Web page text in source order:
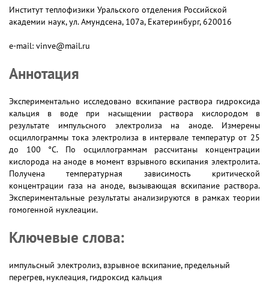
Институт теплофизики Уральского отделения Российской
академии наук, ул. Амундсена, 107а, Екатеринбург, 620016
e-mail: vinve@mail.ru
Аннотация
Экспериментально исследовано вскипание раствора гидроксида
кальция в воде при насыщении раствора кислородом в
результате импульсного электролиза на аноде. Измерены
осциллограммы тока электролиза в интервале температур от 25
до 100 °С. По осциллограммам рассчитаны концентрации
кислорода на аноде в момент взрывного вскипания электролита.
Получена температурная зависимость критической
концентрации газа на аноде, вызывающая вскипание раствора.
Экспериментальные результаты анализируются в рамках теории
гомогенной нуклеации.
Ключевые слова:
импульсный электролиз, взрывное вскипание, предельный
перегрев, нуклеация, гидроксид кальция